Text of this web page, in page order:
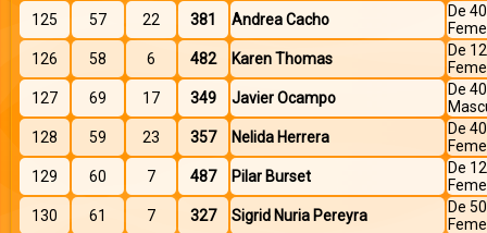
125
57 22 381 Andrea Cacho
De
126
58 6 482 Karen Thomas
De
127
69 17 349 Javier Ocampo
De
128
59 23 357 Nelida Herrera
De
129
60 7 487 Pilar Burset
De
130
61 7 327 Sigrid Nuria Pereyra
De